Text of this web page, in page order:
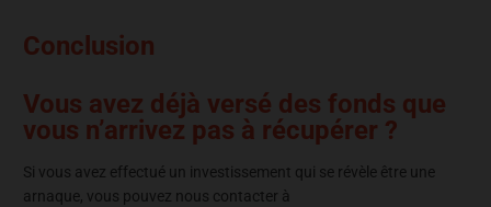
Conclusion
Vous avez déjà versé des fonds que
vous n’arrivez pas à récupérer ?
Si vous avez effectué un investissement qui se révèle être une
arnaque, vous pouvez nous contacter à